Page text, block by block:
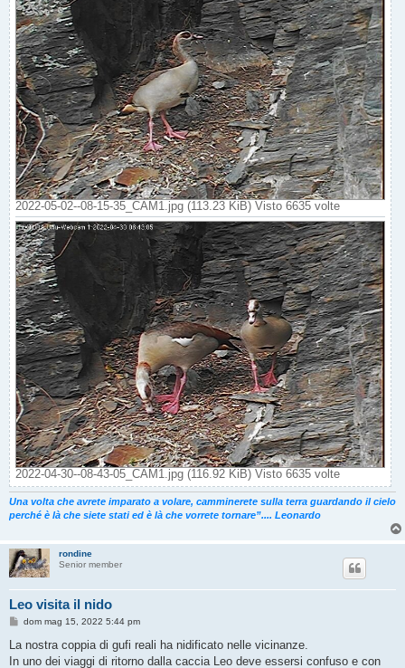
2022-05-02--08-15-35_CAM1.jpg (113.23 KiB) Visto 6635 volte
2022-04-30--08-43-05_CAM1.jpg (116.92 KiB) Visto 6635 volte
Una volta che avrete imparato a volare, camminerete sulla terra guardando il cielo
perché è là che siete stati ed è là che vorrete tornare”.... Leonardo
rondine
Senior member
Leo visita il nido
M
s
a
dom mag 15, 2022 5:44 pm
La nostra coppia di gufi reali ha nidificato nelle vicinanze.
In uno dei viaggi di ritorno dalla caccia Leo deve essersi confuso e con